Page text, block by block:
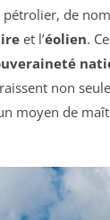
de
et l’éolien.
non
moyen de